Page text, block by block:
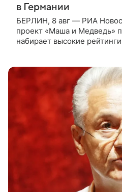
в Германии
БЕРЛИН, 8 авг — РИА
проект «Маша и Медведь»
набирает высокие